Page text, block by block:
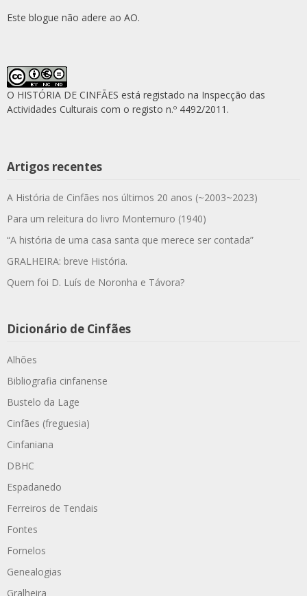
Este blogue não adere ao AO.
O HISTÓRIA DE CINFÃES está registado na Inspecção das
Actividades Culturais com o registo n.º 4492/2011.
Artigos recentes
A História de Cinfães nos últimos 20 anos (~2003~2023)
Para um releitura do livro Montemuro (1940)
“A história de uma casa santa que merece ser contada”
GRALHEIRA: breve História.
Quem foi D. Luís de Noronha e Távora?
Dicionário de Cinfães
Alhões
Bibliografia cinfanense
Bustelo da Lage
Cinfães (freguesia)
Cinfaniana
DBHC
Espadanedo
Ferreiros de Tendais
Fontes
Fornelos
Genealogias
Gralheira